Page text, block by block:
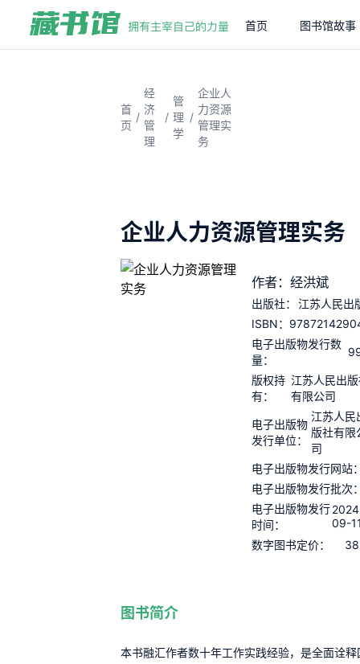
首页 图书馆故事
首
页
/
经
济
管
理
/
管
理
学
/
企业人
力资源
管理实
务
企业人力资源管理实务
作者：经洪斌
出版社：
江苏人民出
ISBN：
电子出版物发行数
量：
版权持
有：
江苏人民出
有限公司
电子出版物
发行单位：
江苏人民
版社有限
司
电子出版物发行网站
电子出版物发行批次
电子出版物发行
时间：
09-
数字图书定价：
图书简介
本书融汇作者数十年工作实践经验，是全面诠